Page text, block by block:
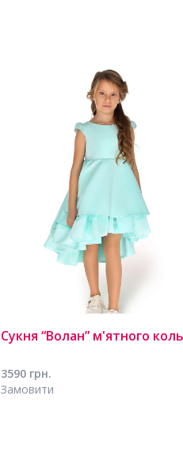
Сукня “Волан” м'ятного
3590 грн.
Замовити